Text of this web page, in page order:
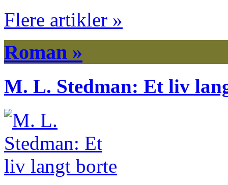
Flere artikler »
Roman »
M. L. Stedman: Et liv